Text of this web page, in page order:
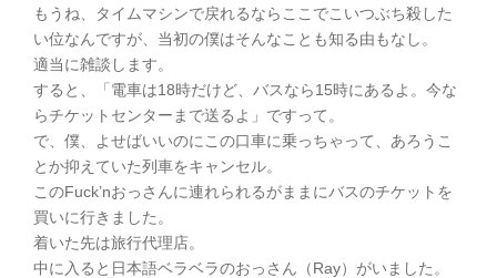
もうね、タイムマシンで戻れるならここでこいつぶち殺した
い位なんですが、当初の僕はそんなことも知る由もなし。
適当に雑談します。
すると、「電車は18時だけど、バスなら15時にあるよ。今な
らチケットセンターまで送るよ」ですって。
で、僕、よせばいいのにこの口車に乗っちゃって、あろうこ
とか抑えていた列車をキャンセル。
このFuck’nおっさんに連れられるがままにバスのチケットを
買いに行きました。
着いた先は旅行代理店。
中に入ると日本語ベラベラのおっさん（Ray）がいました。